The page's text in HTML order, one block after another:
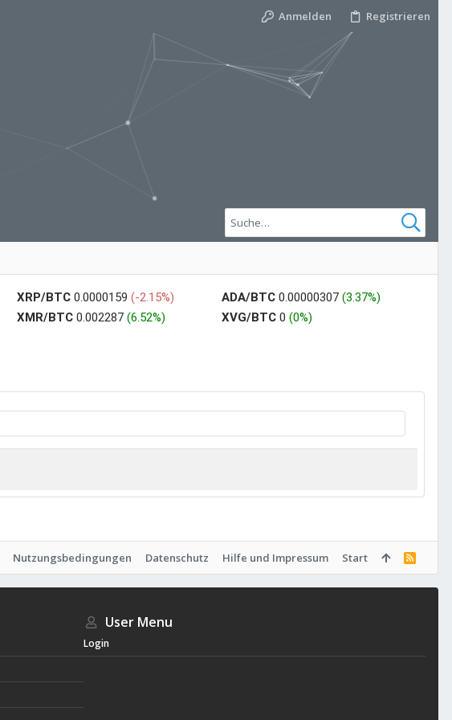
Anmelden Registrieren
XRP/BTC 0.0000159 (-2.15%) ADA/BTC 0.00000307 (3.37%)
XMR/BTC 0.002287 (6.52%) XVG/BTC 0 (0%)
Nutzungsbedingungen Datenschutz Hilfe und Impressum Start
R
User Menu
Login